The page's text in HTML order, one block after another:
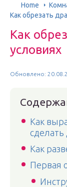
Home
Как обрезать
Как
условиях
Обновлено:
Как
Как
Первая